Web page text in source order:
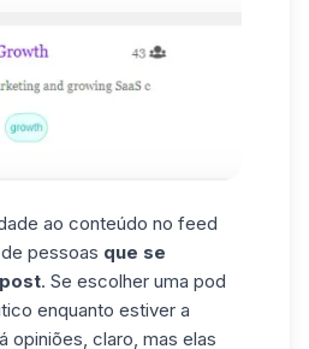
ao conteúdo no feed
pessoas que se
. Se escolher uma pod
enquanto estiver a
opiniões, claro, mas elas